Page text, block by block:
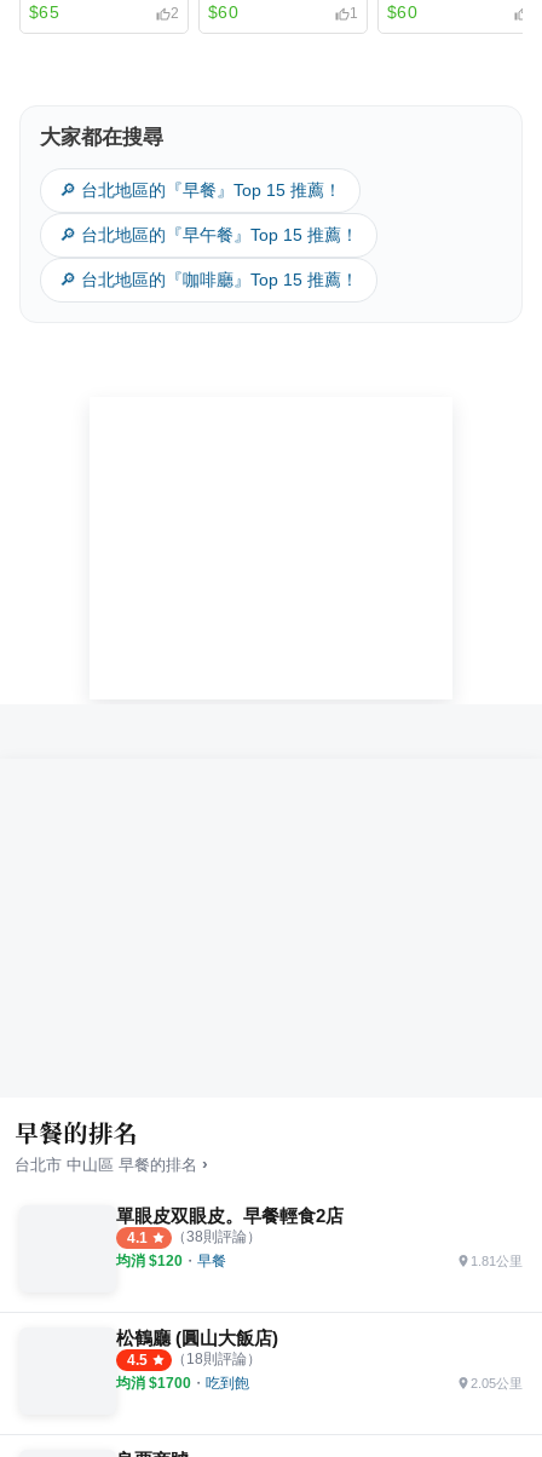
$65 2 $60 1 $60
炭燒雞腿花醬蛋吐
司
$85
1
新增推薦菜色
點擊新增
大家都在搜尋
🔎 台北地區的『早餐』Top 15 推薦！
🔎 台北地區的『早午餐』Top 15 推薦！
🔎 台北地區的『咖啡廳』Top 15 推薦！
早餐的排名
台北市 中山區 早餐的排名 ›
單眼皮双眼皮。早餐輕食2店
4.1 （38則評論）
均消 $120 ・ 早餐 1.81公里
松鶴廳 (圓山大飯店)
4.5 （ 18則評論）
均消 $1700 ・ 吃到飽 2.05公里